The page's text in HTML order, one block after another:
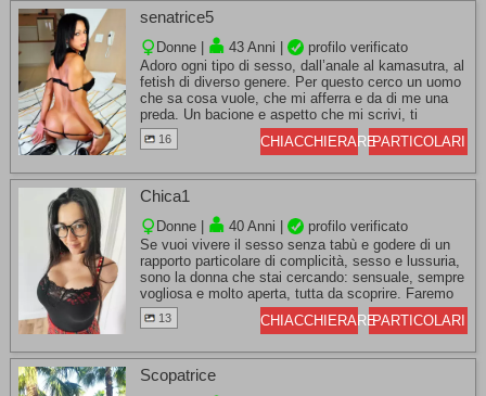
senatrice5
Donne | 43 Anni |
profilo verificato
Adoro ogni tipo di sesso, dall’anale al kamasutra, al
fetish di diverso genere. Per questo cerco un uomo
che sa cosa vuole, che mi afferra e da di me una
preda. Un bacione e aspetto che mi scrivi, ti
desidero.
16 PARTICOLARI
CHIACCHIERARE
Chica1
Donne | 40 Anni |
profilo verificato
Se vuoi vivere il sesso senza tabù e godere di un
rapporto particolare di complicità, sesso e lussuria,
sono la donna che stai cercando: sensuale, sempre
vogliosa e molto aperta, tutta da scoprire. Faremo
sesso e ci abbandoneremo a lunghe fellatio per
raggiungere insieme l’orgasmo.
13 PARTICOLARI
CHIACCHIERARE
Scopatrice